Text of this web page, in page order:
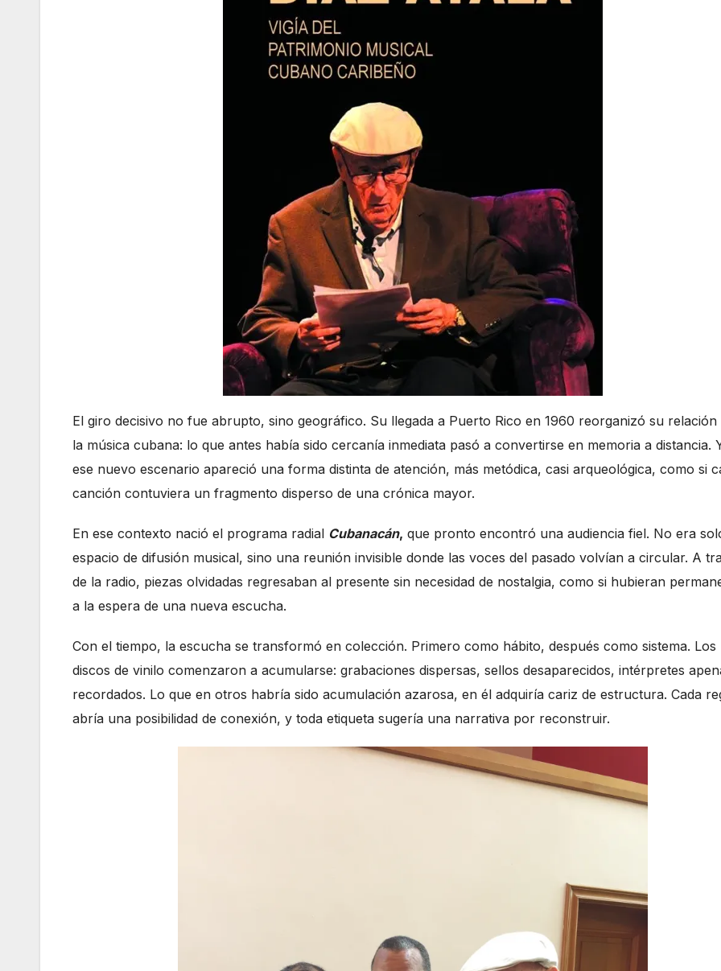
El giro decisivo no fue abrupto, sino geográfico. Su llegada a Puerto Rico en 1960 reorganizó su
la música cubana: lo que antes había sido cercanía inmediata pasó a convertirse en memoria a distancia.
ese nuevo escenario apareció una forma distinta de atención, más metódica, casi arqueológica, como si
canción contuviera un fragmento disperso de una crónica mayor.
En ese contexto nació el programa radial Cubanacán, que pronto encontró una audiencia fiel. No era
espacio de difusión musical, sino una reunión invisible donde las voces del pasado volvían a circular. A
de la radio, piezas olvidadas regresaban al presente sin necesidad de nostalgia, como si hubieran
a la espera de una nueva escucha.
Con el tiempo, la escucha se transformó en colección. Primero como hábito, después como sistema. Los
discos de vinilo comenzaron a acumularse: grabaciones dispersas, sellos desaparecidos, intérpretes
recordados. Lo que en otros habría sido acumulación azarosa, en él adquiría cariz de estructura. Cada
abría una posibilidad de conexión, y toda etiqueta sugería una narrativa por reconstruir.